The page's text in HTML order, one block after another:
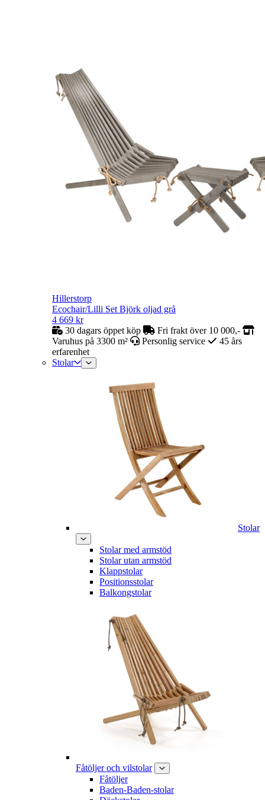
Hillerstorp
Ecochair/Lilli Set Björk oljad grå
4 669 kr
30 dagars öppet köp
Fri frakt över 10 000,-
Varuhus på 3300 m²
Personlig service
45 års
erfarenhet
Stolar
Stolar
Stolar med armstöd
Stolar utan armstöd
Klappstolar
Positionsstolar
Balkongstolar
Fåtöljer och vilstolar
Fåtöljer
Baden-Baden-stolar